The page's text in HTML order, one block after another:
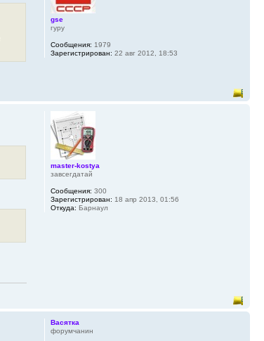
gse
гуру
Сообщения: 1979
Зарегистрирован: 22 авг 2012, 18:53
master-kostya
завсегдатай
Сообщения: 300
Зарегистрирован: 18 апр 2013, 01:56
Откуда: Барнаул
Васятка
форумчанин